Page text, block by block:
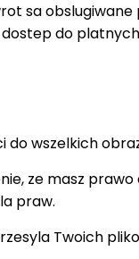
sa
do
do wszelkich
ze masz
praw.
Twoich